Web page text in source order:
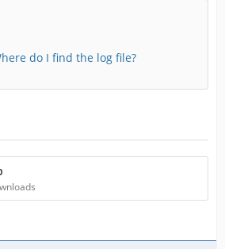
do I find the log file?